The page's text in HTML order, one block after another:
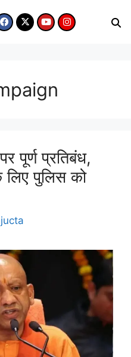
पूर्ण प्रतिबंध,
पुलिस को